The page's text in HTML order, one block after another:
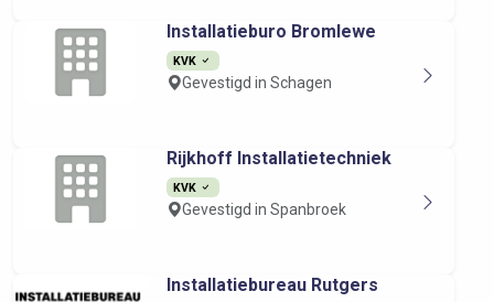
Installatieburo Bromlewe
KVK
Gevestigd in Schagen
Rijkhoff Installatietechniek
KVK
Gevestigd in Spanbroek
Installatiebureau Rutgers